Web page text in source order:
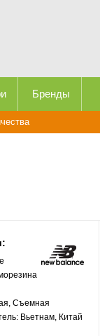
Бренды
Съемная
Вьетнам, Китай